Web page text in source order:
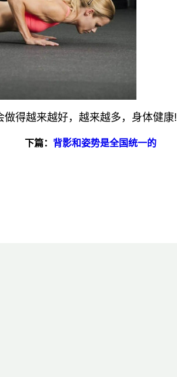
得越来越好，越来越多，身体健康!
下篇： 背影和姿势是全国统一的